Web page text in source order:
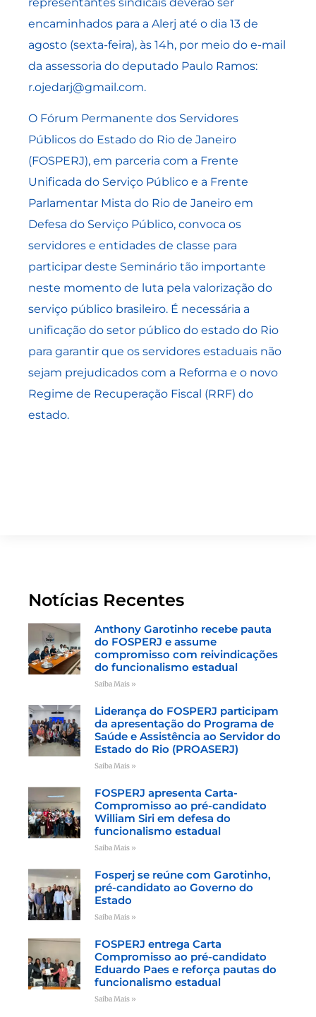
encaminhados para a Alerj até o dia 13 de
agosto (sexta-feira), às 14h, por meio do e-mail
da assessoria do deputado Paulo Ramos:
r.ojedarj@gmail.com.
O Fórum Permanente dos Servidores
Públicos do Estado do Rio de Janeiro
(FOSPERJ), em parceria com a Frente
Unificada do Serviço Público e a Frente
Parlamentar Mista do Rio de Janeiro em
Defesa do Serviço Público, convoca os
servidores e entidades de classe para
participar deste Seminário tão importante
neste momento de luta pela valorização do
serviço público brasileiro. É necessária a
unificação do setor público do estado do Rio
para garantir que os servidores estaduais não
sejam prejudicados com a Reforma e o novo
Regime de Recuperação Fiscal (RRF) do
estado.
Notícias Recentes
Anthony Garotinho recebe pauta
do FOSPERJ e assume
compromisso com reivindicações
do funcionalismo estadual
Saiba Mais »
Liderança do FOSPERJ participam
da apresentação do Programa de
Saúde e Assistência ao Servidor do
Estado do Rio (PROASERJ)
Saiba Mais »
FOSPERJ apresenta Carta-
Compromisso ao pré-candidato
William Siri em defesa do
funcionalismo estadual
Saiba Mais »
Fosperj se reúne com Garotinho,
pré-candidato ao Governo do
Estado
Saiba Mais »
FOSPERJ entrega Carta
Compromisso ao pré-candidato
Eduardo Paes e reforça pautas do
funcionalismo estadual
Saiba Mais »